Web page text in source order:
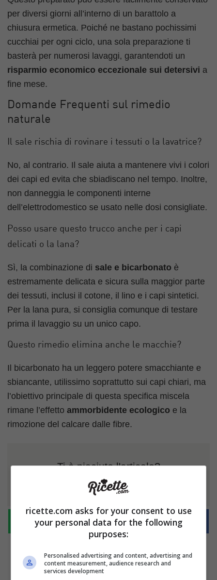
per diversi giorni all’interno di un barattolo a
chiusura ermetica. Poiché ne bastano pochissimi
cucchiai per ogni ciclo, una sola preparazione ti
basterà per numerosi lavaggi, garantendoti un
risparmio economico eccezionale sui detersivi a
fine mese.
Domande Frequenti sul rimedio
naturale
Il sale rischia di rovinare i tessuti o la lavatrice?
No, al contrario. Il sale aiuta a mantenere vivi i colori
dei capi ed evita che sbiadiscano nel tempo. Inoltre,
non danneggia le componenti interne
dell’elettrodomestico se usato nelle dosi consigliate.
Posso usare questo trucco anche per i capi
delicati o la lana?
Sì, la combinazione di sale e bicarbonato è
estremamente delicata e sicura sulla maggior parte
dei tessuti, inclusi il cotone, il lino e i capi sintetici.
Per la lana pura, si consiglia comunque di testare
prima il lavaggio su un unico capo.
Questo rimedio elimina anche le macchie?
Il bicarbonato ha un leggero potere smacchiante e
sbiancante, utilissimo soprattutto sui capi chiari, ma
l’obiettivo principale di questa specifica miscela
rimane l’effetto ammorbidente ecologico e la
rimozione del calcare dalle fibre.
Ti è piaciuto l'articolo?
Condividilo
ricette.com asks for your consent to use
your personal data for the following
purposes:
Personalised advertising and content, advertising and
content measurement, audience research and
services development